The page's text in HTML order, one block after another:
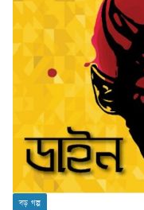
বড় গল্প